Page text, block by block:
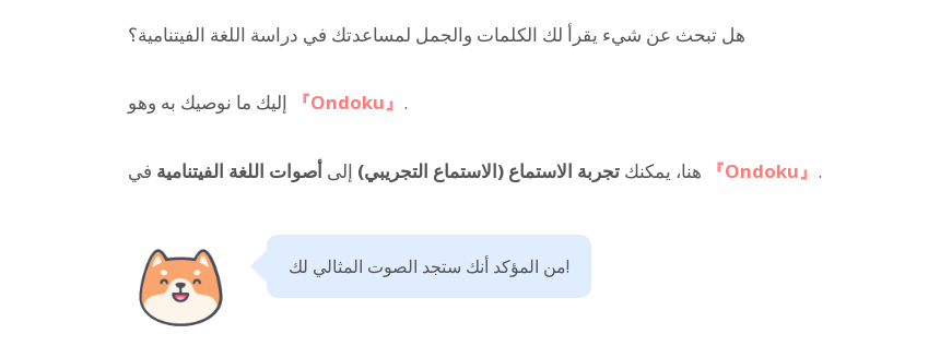
هل تبحث عن شيء يقرأ لك الكلمات والجمل لمساعدتك في دراسة اللغة الفيتنامية؟
『Ondoku』 .
هنا، يمكنك تجربة الاستماع (الاستماع التجريبي) إلى أصوات اللغة الفيتنامية 『Ondoku』 .
من المؤكد أنك ستجد الصوت المثالي لك!